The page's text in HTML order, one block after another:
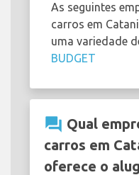
As seguintes
carros em
uma variedade
BUDGET
question_answer Qual
carros em
oferece o